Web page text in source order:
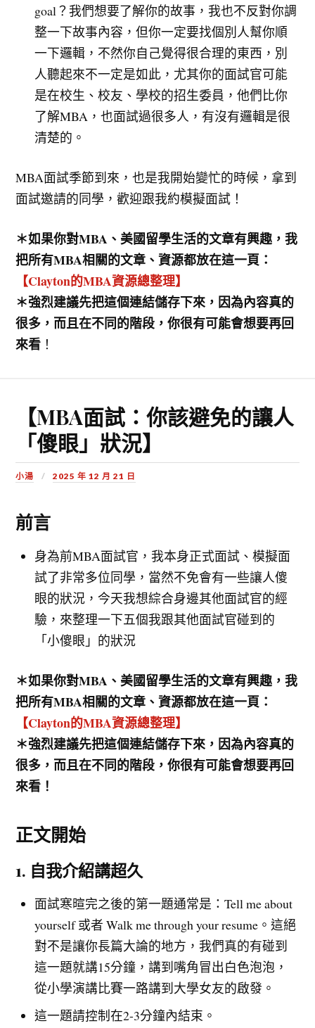
goal？我們想要了解你的故事，我也不反對你調
整一下故事內容，但你一定要找個別人幫你順
一下邏輯，不然你自己覺得很合理的東西，別
人聽起來不一定是如此，尤其你的面試官可能
是在校生、校友、學校的招生委員，他們比你
了解MBA，也面試過很多人，有沒有邏輯是很
清楚的。
MBA面試季節到來，也是我開始變忙的時候，拿到
面試邀請的同學，歡迎跟我約模擬面試！
＊如果你對MBA、美國留學生活的文章有興趣，我
把所有MBA相關的文章、資源都放在這一頁：
【Clayton的MBA資源總整理】
＊強烈建議先把這個連結儲存下來，因為內容真的
很多，而且在不同的階段，你很有可能會想要再回
來看 ！
【MBA面試：你該避免的讓人
「傻眼」狀況】
小湯 2025 年 12 月 21 日
前言
身為前MBA面試官，我本身正式面試、模擬面
試了非常多位同學，當然不免會有一些讓人傻
眼的狀況，今天我想綜合身邊其他面試官的經
驗，來整理一下五個我跟其他面試官碰到的
「小傻眼」的狀況
＊如果你對MBA、美國留學生活的文章有興趣，我
把所有MBA相關的文章、資源都放在這一頁：
【Clayton的MBA資源總整理】
＊強烈建議先把這個連結儲存下來，因為內容真的
很多，而且在不同的階段，你很有可能會想要再回
來看！
正文開始
1. 自我介紹講超久
面試寒暄完之後的第一題通常是：Tell me about
yourself 或者 Walk me through your resume。這絕
對不是讓你長篇大論的地方，我們真的有碰到
這一題就講15分鐘，講到嘴角冒出白色泡泡，
從小學演講比賽一路講到大學女友的啟發。
這一題請控制在2-3分鐘內結束。